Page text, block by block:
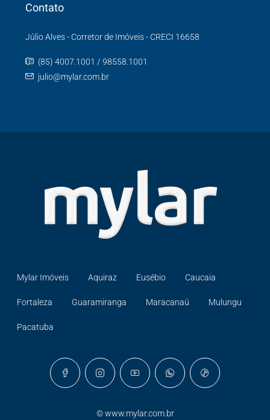
Contato
Júlio Alves - Corretor de Imóveis - CRECI 16658
(85) 4007.1001 / 98558.1001
julio@mylar.com.br
Mylar Imóveis Aquiraz Eusébio Caucaia
Fortaleza Guaramiranga Maracanaú Mulungu
Pacatuba
©www.mylar.com.br